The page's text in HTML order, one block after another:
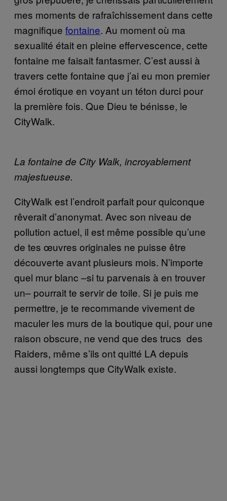
mes moments de rafraîchissement dans cette
magnifique fontaine. Au moment où ma
sexualité était en pleine effervescence, cette
fontaine me faisait fantasmer. C’est aussi à
travers cette fontaine que j’ai eu mon premier
émoi érotique en voyant un téton durci pour
la première fois. Que Dieu te bénisse, le
CityWalk.
La fontaine de City Walk, incroyablement
majestueuse.
CityWalk est l’endroit parfait pour quiconque
rêverait d’anonymat. Avec son niveau de
pollution actuel, il est même possible qu’une
de tes œuvres originales ne puisse être
découverte avant plusieurs mois. N’importe
quel mur blanc –si tu parvenais à en trouver
un– pourrait te servir de toile. Si je puis me
permettre, je te recommande vivement de
maculer les murs de la boutique qui, pour une
raison obscure, ne vend que des trucs des
Raiders, même s’ils ont quitté LA depuis
aussi longtemps que CityWalk existe.